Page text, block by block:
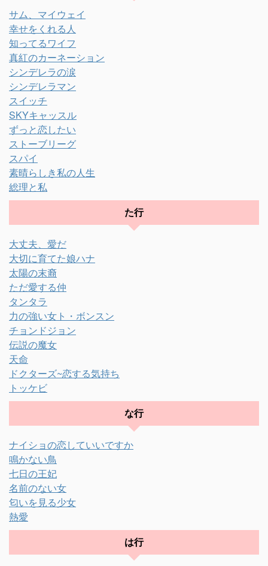
サム、マイウェイ
幸せをくれる人
知ってるワイフ
真紅のカーネーション
シンデレラの涙
シンデレラマン
スイッチ
SKYキャッスル
ずっと恋したい
ストーブリーグ
スパイ
素晴らしき私の人生
総理と私
た行
大丈夫、愛だ
大切に育てた娘ハナ
太陽の末裔
ただ愛する仲
タンタラ
力の強い女ト・ボンスン
チョンドジョン
伝説の魔女
天命
ドクターズ~恋する気持ち
トッケビ
な行
ナイショの恋していいですか
鳴かない鳥
七日の王妃
名前のない女
匂いを見る少女
熱愛
は行